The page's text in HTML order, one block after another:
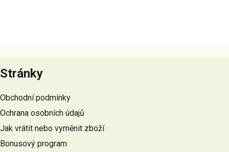
á
p
a
t
í
Stránky
Obchodní podmínky
Ochrana osobních údajů
Jak vrátit nebo vyměnit zboží
Bonusový program